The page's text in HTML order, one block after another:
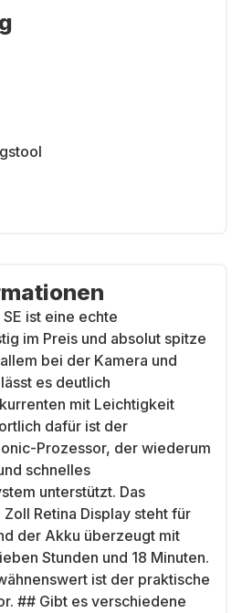
ist eine echte
im Preis und absolut spitze
bei der Kamera und
es deutlich
mit Leichtigkeit
dafür ist der
Prozessor, der wiederum
schnelles
unterstützt. Das
Retina Display steht für
der Akku überzeugt mit
Stunden und 18 Minuten.
ist der praktische
## Gibt es verschiedene